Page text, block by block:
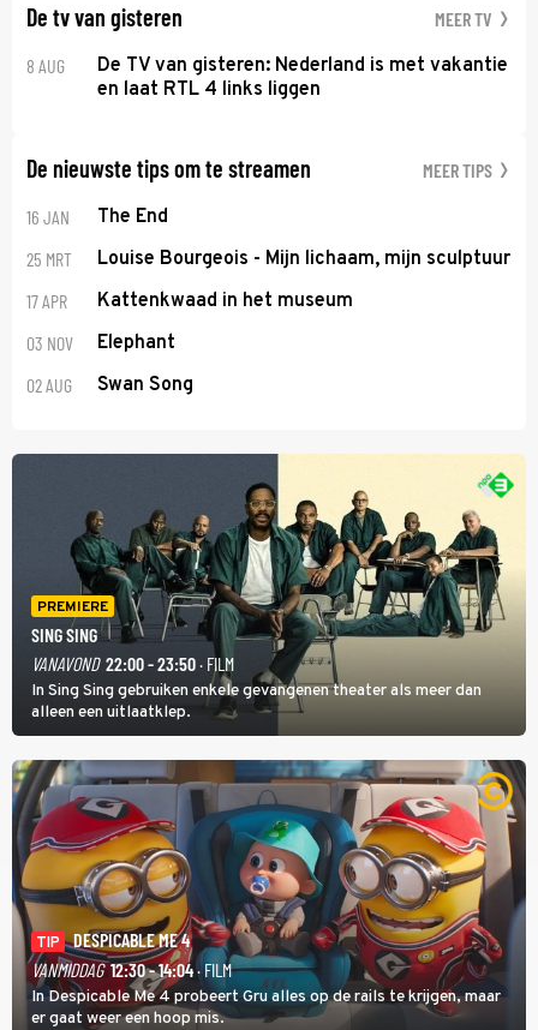
De tv van gisteren MEER TV
8 AUG
De TV van gisteren: Nederland is met vakantie
en laat RTL 4 links liggen
De nieuwste tips om te streamen MEER TIPS
16 JAN The End
25 MRT Louise Bourgeois - Mijn lichaam, mijn sculptuur
17 APR Kattenkwaad in het museum
03 NOV Elephant
02 AUG Swan Song
PREMIERE
SING SING
VANAVOND 22:00 - 23:50· FILM
In Sing Sing gebruiken enkele gevangenen theater als meer dan
alleen een uitlaatklep.
TIP
DESPICABLE ME 4
VANMIDDAG 12:30 - 14:04· FILM
In Despicable Me 4 probeert Gru alles op de rails te krijgen, maar
er gaat weer een hoop mis.